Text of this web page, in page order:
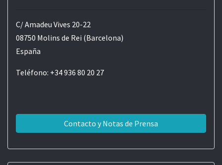
C/ Amadeu Vives 20-22
08750 Molins de Rei (Barcelona)
España
Teléfono: +34 936 80 20 27
Contacto y Notas de Prensa